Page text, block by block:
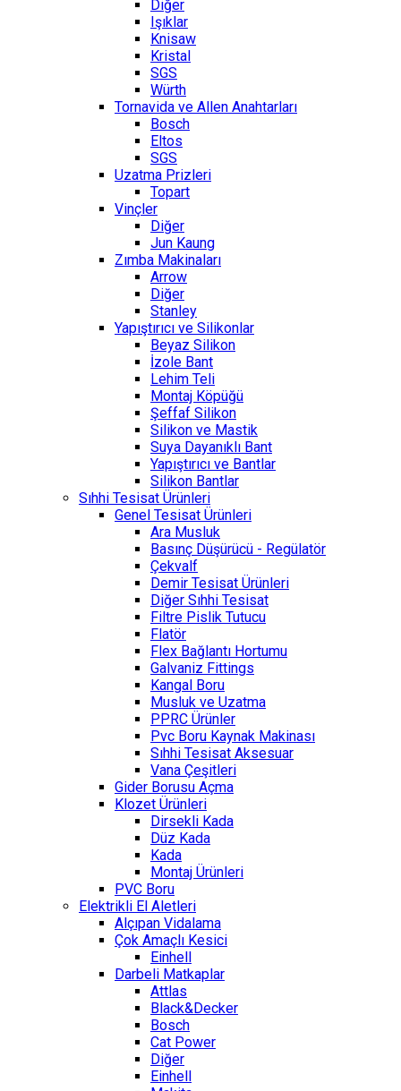
Diğer
Işıklar
Knisaw
Kristal
SGS
Würth
Tornavida ve Allen Anahtarları
Bosch
Eltos
SGS
Uzatma Prizleri
Topart
Vinçler
Diğer
Jun Kaung
Zımba Makinaları
Arrow
Diğer
Stanley
Yapıştırıcı ve Silikonlar
Beyaz Silikon
İzole Bant
Lehim Teli
Montaj Köpüğü
Şeffaf Silikon
Silikon ve Mastik
Suya Dayanıklı Bant
Yapıştırıcı ve Bantlar
Silikon Bantlar
Sıhhi Tesisat Ürünleri
Genel Tesisat Ürünleri
Ara Musluk
Basınç Düşürücü - Regülatör
Çekvalf
Demir Tesisat Ürünleri
Diğer Sıhhi Tesisat
Filtre Pislik Tutucu
Flatör
Flex Bağlantı Hortumu
Galvaniz Fittings
Kangal Boru
Musluk ve Uzatma
PPRC Ürünler
Pvc Boru Kaynak Makinası
Sıhhi Tesisat Aksesuar
Vana Çeşitleri
Gider Borusu Açma
Klozet Ürünleri
Dirsekli Kada
Düz Kada
Kada
Montaj Ürünleri
PVC Boru
Elektrikli El Aletleri
Alçıpan Vidalama
Çok Amaçlı Kesici
Einhell
Darbeli Matkaplar
Attlas
Black&Decker
Bosch
Cat Power
Diğer
Einhell